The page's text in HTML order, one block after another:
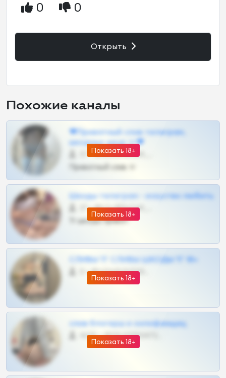
0 0
Открыть
Похожие каналы
Показать 18+
❤Приватный слив телеграм,
шкодных шкур тг❤
57 •
Приватный слив тг
Показать 18+
Шкоды телеграм - искуство любить
27 •
Тг шкоды приват
Показать 18+
СЛИВЫ ТГ СЛИВЫ ШКОДЫ ТГ 18+
0 •
Показать 18+
слив блогерш и онлифанщиц
4675 •